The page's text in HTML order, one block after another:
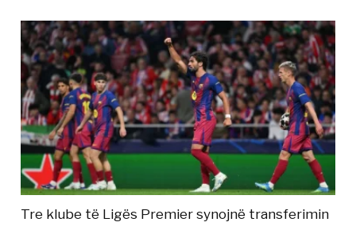
Tre klube të Ligës Premier synojnë transferimin